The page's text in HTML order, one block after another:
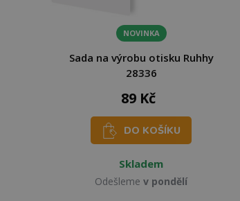
NOVINKA
Sada na výrobu otisku Ruhhy
28336
89 Kč
DO KOŠÍKU
Skladem
Odešleme v pondělí